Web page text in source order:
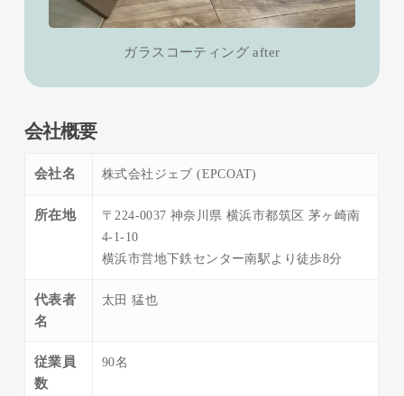
ガラスコーティング after
会社概要
会社名 株式会社ジェブ (EPCOAT)
所在地
〒224-0037 神奈川県 横浜市都筑区 茅ヶ崎南
4-1-10
横浜市営地下鉄センター南駅より徒歩8分
代表者
名
太田 猛也
従業員
数
90名